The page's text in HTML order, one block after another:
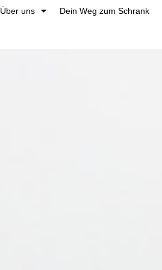
Über uns Dein Weg zum Schrank